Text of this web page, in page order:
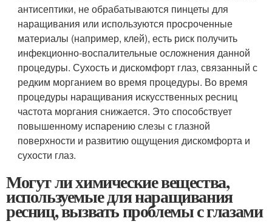
антисептики, не обрабатываются пинцеты для
наращивания или используются просроченные
материалы (например, клей), есть риск получить
инфекционно-воспалительные осложнения данной
процедуры. Сухость и дискомфорт глаз, связанный с
редким морганием во время процедуры. Во время
процедуры наращивания искусственных ресниц
частота моргания снижается. Это способствует
повышенному испарению слезы с глазной
поверхности и развитию ощущения дискомфорта и
сухости глаз.
Могут ли химические вещества,
используемые для наращивания
ресниц, вызвать проблемы с глазами